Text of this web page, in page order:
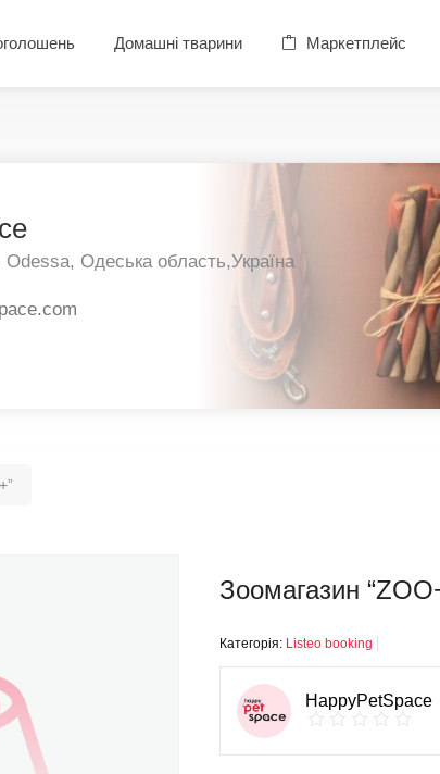
Домашні тварини Маркетплейс
Odessa, Одеська область,Україна
Зоомагазин
Категорія: Listeo booking
HappyPetSpace